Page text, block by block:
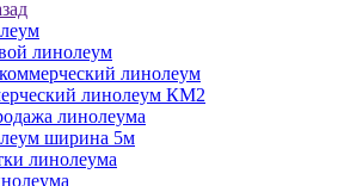
линолеум
линолеум
линолеум КМ2
линолеума
ширина 5м
линолеума